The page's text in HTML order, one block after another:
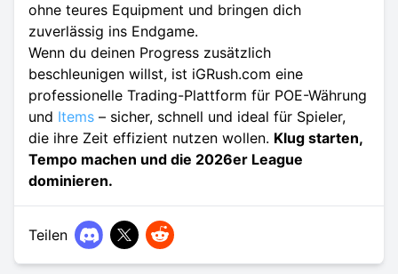
ohne teures Equipment und bringen dich
zuverlässig ins Endgame.
Wenn du deinen Progress zusätzlich
beschleunigen willst, ist iGRush.com eine
professionelle Trading-Plattform für POE-Währung
und Items – sicher, schnell und ideal für Spieler,
die ihre Zeit effizient nutzen wollen. Klug starten,
Tempo machen und die 2026er League
dominieren.
Teilen